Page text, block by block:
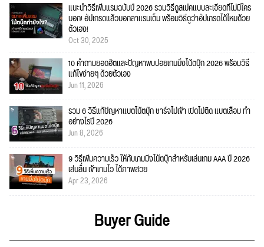
แนะนำวิธีเพิ่มแรมฉบับปี 2026 รวมวิธีดูสเปคแบบละเอียดที่ไม่มีใคร
บอก! อัปเกรดแล้วบอกลาแรมเต็ม พร้อมวิธีดูว่าอัปเกรดได้ไหมด้วย
ตัวเอง!
Oct 30, 2025
10 คำถามยอดฮิตและปัญหาพบบ่อยเกมมิ่งโน้ตบุ๊ก 2026 พร้อมวิธี
แก้ไขง่ายๆ ด้วยตัวเอง
Jun 11, 2026
รวม 6 วิธีแก้ปัญหาแบตโน้ตบุ๊ก ชาร์จไม่เข้า เปิดไม่ติด แบตเสื่อม ทำ
อย่างไรปี 2026
Jun 8, 2026
9 วิธีเพิ่มความเร็ว ให้กับเกมมิ่งโน้ตบุ๊กสำหรับเล่นเกม AAA ปี 2026
เล่นลื่น เข้าเกมไว ได้ภาพสวย
Apr 23, 2026
Buyer Guide